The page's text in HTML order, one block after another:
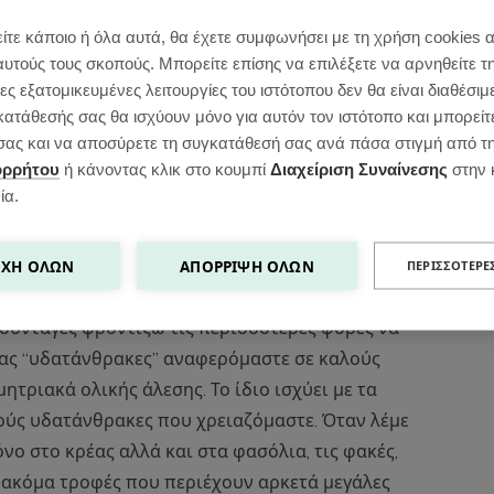
χρειάζεται να είναι κανείς διατροφολόγος με
στον οργανισμό του. Οι πληροφορίες που
πολλές και από παντού που πλέον
γεύμα μας πρέπει να περιέχει
φυτικές ίνες.
φροντίζω τις περισσότερες φορές να
“υδατάνθρακες” αναφερόμαστε σε καλούς
ολικής άλεσης. Το ίδιο ισχύει με τα
υδατάνθρακες που χρειαζόμαστε. Όταν λέμε
στο κρέας αλλά και στα φασόλια, τις φακές,
τροφές που περιέχουν αρκετά μεγάλες
κάποιο ή όλα αυτά, θα έχετε συμφωνήσει με τη χρήση cookies
τους σκοπούς. Μπορείτε επίσης να επιλέξετε να αρνηθείτε
εξατομικευμένες λειτουργίες του ιστότοπου δεν θα είναι
σας θα ισχύουν μόνο για αυτόν τον ιστότοπο και
σας και να αποσύρετε τη συγκατάθεσή σας ανά πάσα στιγμή από
ή κάνοντας κλικ στο κουμπί Διαχείριση Συναίνεσης στην
ΌΛΩΝ ΑΠΌΡΡΙΨΗ ΌΛΩΝ